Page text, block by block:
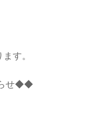
す。
せ◆◆